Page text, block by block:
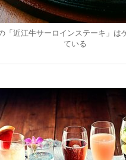
「近江牛サーロインステーキ」は
ている